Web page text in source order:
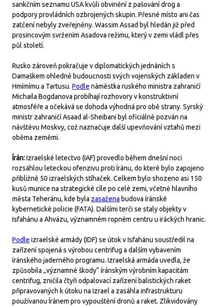
sankčním seznamu USA kvůli obvinění z pašování drog a
podpory provládních ozbrojených skupin. Přesné místo ani čas
zatčení nebyly zveřejněny. Wassim Assad byl hledán již před
prosincovým svržením Asadova režimu, který v zemi vládl přes
půl století.
Rusko zároveň pokračuje v diplomatických jednáních s
Damaškem ohledně budoucnosti svých vojenských základen v
Hmímímu a Tartusu. Podle náměstka ruského ministra zahraničí
Michaila Bogdanova probíhají rozhovory v konstruktivní
atmosféře a očekává se dohoda výhodná pro obě strany. Syrský
ministr zahraničí Asaad al-Sheibani byl oficiálně pozván na
návštěvu Moskvy, což naznačuje další upevňování vztahů mezi
oběma zeměmi.
Írán:Izraelské letectvo (IAF) provedlo během dnešní noci
rozsáhlou leteckou ofenzivu proti Íránu, do které bylo zapojeno
přibližně 50 izraelských stíhaček. Celkem bylo shozeno asi 150
kusů munice na strategické cíle po celé zemi, včetně hlavního
města Teheránu, kde byla zasažena budova íránské
kybernetické policie (FATA). Dalšími terči se staly objekty v
Isfahánu a Ahvázu, významném ropném centru u iráckých hranic.
Podle izraelské armády (IDF) se útok v Isfahánu soustředil na
zařízení spojená s výrobou centrifug a dalším vybavením
íránského jaderného programu. Izraelská armáda uvedla, že
způsobila „významné škody“ íránským výrobním kapacitám
centrifug, zničila čtyři odpalovací zařízení balistických raket
připravovaných k útoku na Izrael a zasáhla infrastrukturu
používanou Íránem pro vypouštění dronů a raket. Zlikvidovány